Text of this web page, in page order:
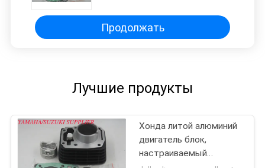
Продолжать
Лучшие продукты
Хонда литой алюминий
двигатель блок,
настраиваемый